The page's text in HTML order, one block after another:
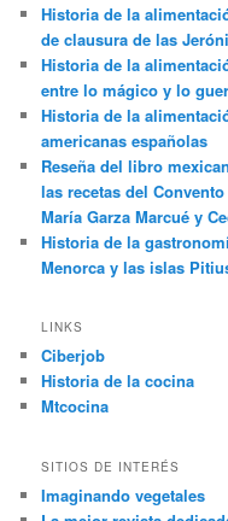
Historia de la
de clausura de las
Historia de la
entre lo mágico y lo
Historia de la
americanas españolas
Reseña del libro
las recetas del
María Garza Marcué y
Historia de la
Menorca y las islas
LINKS
Ciberjob
Historia de la cocina
Mtcocina
SITIOS DE INTERÉS
Imaginando vegetales